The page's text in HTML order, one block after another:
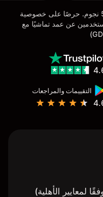
نستعرض هنا التقييمات المميزة ذات 4 و5 نجوم. حرصًا على خصوصية
عن عمد تماشيًا مع
التقييمات والمراجعات